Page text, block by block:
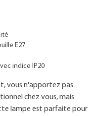
E27
indice IP20
vous n'apportez pas
chez vous, mais
lampe est parfaite pour